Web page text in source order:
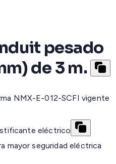
pesado
de 3 m.
NMX-E-012-SCFI vigente
eléctrico
mayor seguridad eléctrica